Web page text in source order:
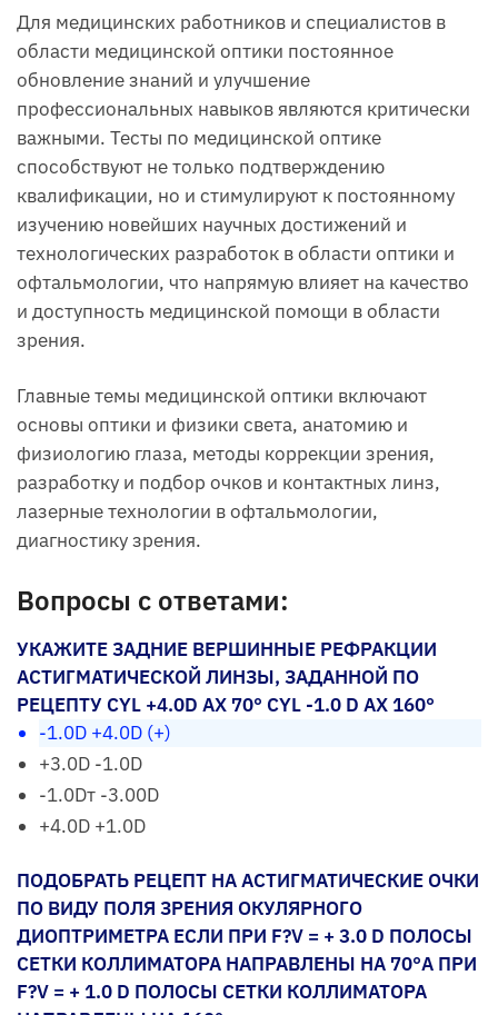
Для медицинских работников и специалистов в
области медицинской оптики постоянное
обновление знаний и улучшение
профессиональных навыков являются критически
важными. Тесты по медицинской оптике
способствуют не только подтверждению
квалификации, но и стимулируют к постоянному
изучению новейших научных достижений и
технологических разработок в области оптики и
офтальмологии, что напрямую влияет на качество
и доступность медицинской помощи в области
зрения.
Главные темы медицинской оптики включают
основы оптики и физики света, анатомию и
физиологию глаза, методы коррекции зрения,
разработку и подбор очков и контактных линз,
лазерные технологии в офтальмологии,
диагностику зрения.
Вопросы с ответами:
УКАЖИТЕ ЗАДНИЕ ВЕРШИННЫЕ РЕФРАКЦИИ
АСТИГМАТИЧЕСКОЙ ЛИНЗЫ, ЗАДАННОЙ ПО
РЕЦЕПТУ CYL +4.0D AX 70° CYL -1.0 D AX 160°
-1.0D +4.0D (+)
+3.0D -1.0D
-1.0Dт -3.00D
+4.0D +1.0D
ПОДОБРАТЬ РЕЦЕПТ НА АСТИГМАТИЧЕСКИЕ ОЧКИ
ПО ВИДУ ПОЛЯ ЗРЕНИЯ ОКУЛЯРНОГО
ДИОПТРИМЕТРА ЕСЛИ ПРИ F?V = + 3.0 D ПОЛОСЫ
СЕТКИ КОЛЛИМАТОРА НАПРАВЛЕНЫ НА 70°А ПРИ
F?V = + 1.0 D ПОЛОСЫ СЕТКИ КОЛЛИМАТОРА